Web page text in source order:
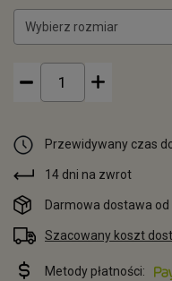
Wybierz rozmiar
Przewidywany czas
14 dni na zwrot
Darmowa dostawa od
Szacowany koszt
Metody płatności: